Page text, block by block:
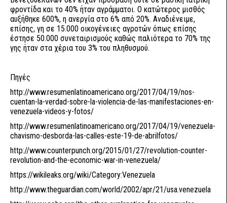
φροντίδα και το 40% ήταν αγράμματοι. Ο κατώτερος μισθός
αυξήθηκε 600%, η ανεργία στο 6% από 20%. Αναδιένειμε,
επίσης, γη σε 15.000 οικογένειες αγροτών όπως επίσης
έστησε 50.000 συνεταιρισμούς καθώς παλιότερα το 70% της
γης ήταν στα χέρια του 3% του πληθυσμού.
Πηγές
http://www.resumenlatinoamericano.org/2017/04/19/nos-
cuentan-la-verdad-sobre-la-violencia-de-las-manifestaciones-en-
venezuela-videos-y-fotos/
http://www.resumenlatinoamericano.org/2017/04/19/venezuela-
chavismo-desborda-las-calles-este-19-de-abrilfotos/
http://www.counterpunch.org/2015/01/27/revolution-counter-
revolution-and-the-economic-war-in-venezuela/
https://wikileaks.org/wiki/Category:Venezuela
http://www.theguardian.com/world/2002/apr/21/usa.venezuela